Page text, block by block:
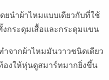
ยนำผ้าไหมแบบเดียวกับที่ใช้
กระดุมเสื้อและกระดุมแขน
จากผ้าไหมมันวาวชนิดเดียว
องให้หุ่นดูสมาร์ทมากยิ่งขึ้น